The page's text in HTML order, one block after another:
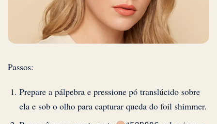
Passos:
Prepare a pálpebra e pressione pó translúcido sobre
ela e sob o olho para capturar queda do foil shimmer.